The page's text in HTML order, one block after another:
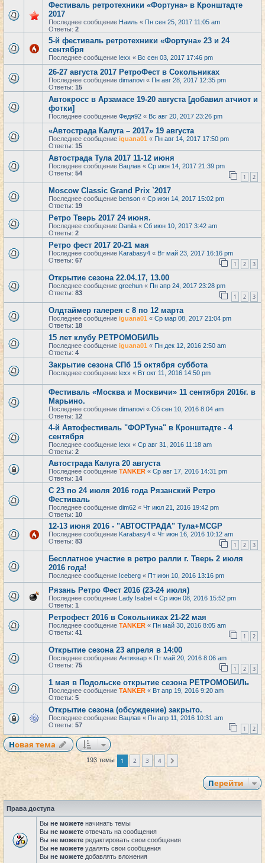
Фестиваль ретротехники «Фортуна» в Кронштадте
2017
Последнее сообщение Наиль « Пн сен 25, 2017 11:05 am
Ответы: 2
5-й фестиваль ретротехники «Фортуна» 23 и 24
сентября
Последнее сообщение lexx « Вс сен 03, 2017 17:46 pm
26-27 августа 2017 РетроФест в Сокольниках
Последнее сообщение dimanovi « Пн авг 28, 2017 12:35 pm
Ответы: 15
Автокросс в Арзамасе 19-20 августа [добавил атчиот и
фотки]
Последнее сообщение Федя92 « Вс авг 20, 2017 23:26 pm
«Автострада Калуга – 2017» 19 августа
Последнее сообщение iguana01 « Пн авг 14, 2017 17:50 pm
Ответы: 15
Автострада Тула 2017 11-12 июня
Последнее сообщение Вацлав « Ср июн 14, 2017 21:39 pm
Ответы: 54 1 2
Moscow Classic Grand Prix `2017
Последнее сообщение benson « Ср июн 14, 2017 15:02 pm
Ответы: 19
Ретро Тверь 2017 24 июня.
Последнее сообщение Danila « Сб июн 10, 2017 3:42 am
Ответы: 2
Ретро фест 2017 20-21 мая
Последнее сообщение Karabasy4 « Вт май 23, 2017 16:16 pm
Ответы: 67 1 2 3
Открытие сезона 22.04.17, 13.00
Последнее сообщение greehun « Пн апр 24, 2017 23:28 pm
Ответы: 83 1 2 3
Олдтаймер галерея с 8 по 12 марта
Последнее сообщение iguana01 « Ср мар 08, 2017 21:04 pm
Ответы: 18
15 лет клубу РЕТРОМОБИЛЬ
Последнее сообщение iguana01 « Пн дек 12, 2016 2:50 am
Ответы: 4
Закрытие сезона СПб 15 октября суббота
Последнее сообщение lexx « Вт окт 11, 2016 14:50 pm
Фестиваль «Москва и Москвичи» 11 сентября 2016г. в
Марьино.
Последнее сообщение dimanovi « Сб сен 10, 2016 8:04 am
Ответы: 12
4-й Автофестиваль "ФОРТуна" в Кронштадте - 4
сентября
Последнее сообщение lexx « Ср авг 31, 2016 11:18 am
Ответы: 2
Автострада Калуга 20 августа
Последнее сообщение TANKER « Ср авг 17, 2016 14:31 pm
Ответы: 14
С 23 по 24 июля 2016 года Рязанский Ретро
Фестиваль
Последнее сообщение dim62 « Чт июл 21, 2016 19:42 pm
Ответы: 10
12-13 июня 2016 - "АВТОСТРАДА" Тула+MCGP
Последнее сообщение Karabasy4 « Чт июн 16, 2016 10:12 am
Ответы: 83 1 2 3
Бесплатное участие в ретро ралли г. Тверь 2 июля
2016 года!
Последнее сообщение Iceberg « Пт июн 10, 2016 13:16 pm
Рязань Ретро Фест 2016 (23-24 июля)
Последнее сообщение Lady Isabel « Ср июн 08, 2016 15:52 pm
Ответы: 1
Ретрофест 2016 в Сокольниках 21-22 мая
Последнее сообщение TANKER « Пн май 30, 2016 8:05 am
Ответы: 41 1 2
Открытие сезона 23 апреля в 14:00
Последнее сообщение Антиквар « Пт май 20, 2016 8:06 am
Ответы: 75 1 2 3
1 мая в Подольске открытие сезона РЕТРОМОБИЛь
Последнее сообщение TANKER « Вт апр 19, 2016 9:20 am
Ответы: 5
Открытие сезона (обсуждение) закрыто.
Последнее сообщение Вацлав « Пн апр 11, 2016 10:31 am
Ответы: 57 1 2
Новая тема
193 темы 1 2 3 4
Перейти
Права доступа
Вы не можете начинать темы
Вы не можете отвечать на сообщения
Вы не можете редактировать свои сообщения
Вы не можете удалять свои сообщения
Вы не можете добавлять вложения